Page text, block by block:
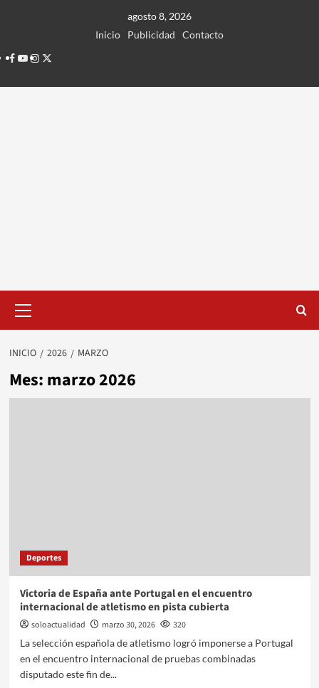
agosto 8, 2026
Inicio
Publicidad
Contacto
Facebook
Youtube
Instagram
Twitter
principal
INICIO 2026 MARZO
Mes: marzo 2026
Deportes
Victoria de España ante Portugal en el encuentro
internacional de atletismo en pista cubierta
soloactualidad marzo 30, 2026
320
La selección española de atletismo logró imponerse a Portugal
en el encuentro internacional de pruebas combinadas
disputado este fin de...